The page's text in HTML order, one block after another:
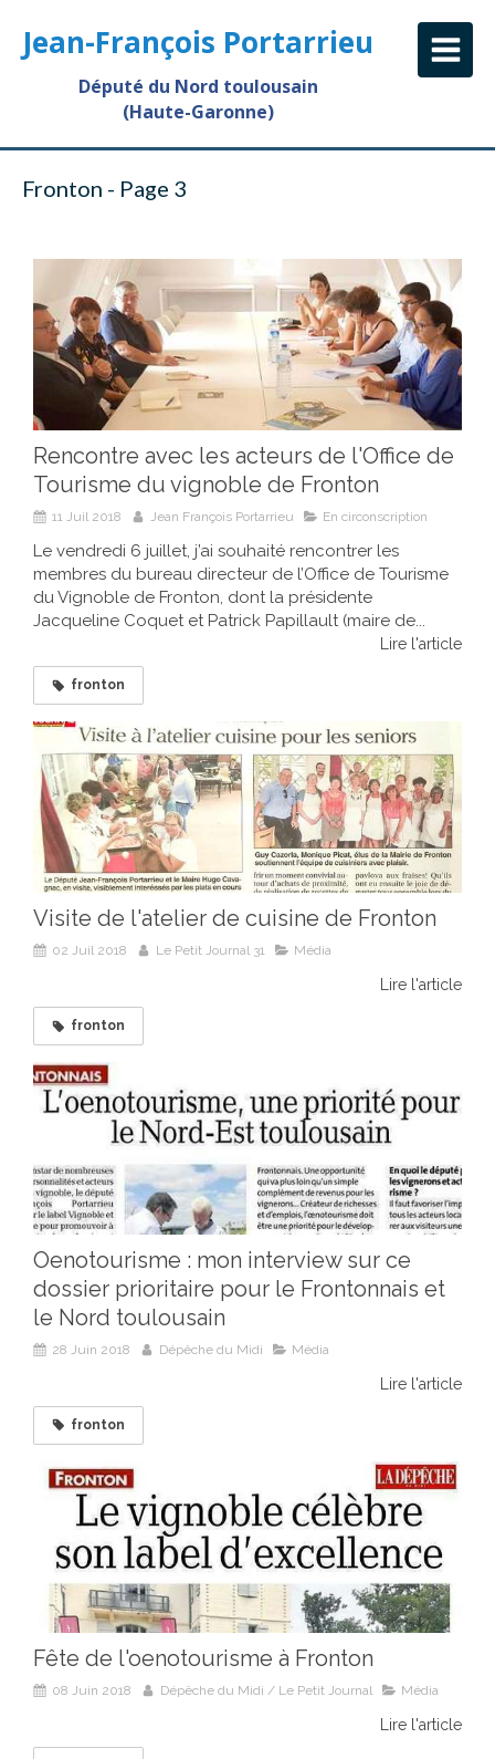
Jean-François Portarrieu
Député du Nord toulousain
(Haute-Garonne)
Fronton - Page 3
Rencontre avec les acteurs de l'Office de
Tourisme du vignoble de Fronton
11 Juil 2018 Jean François Portarrieu En circonscription
Le vendredi 6 juillet, j’ai souhaité rencontrer les
membres du bureau directeur de l’Office de Tourisme
du Vignoble de Fronton, dont la présidente
Jacqueline Coquet et Patrick Papillault (maire de...
Lire l'article
fronton
Visite de l'atelier de cuisine de Fronton
02 Juil 2018 Le Petit Journal 31 Média
Lire l'article
fronton
Oenotourisme : mon interview sur ce
dossier prioritaire pour le Frontonnais et
le Nord toulousain
28 Juin 2018 Dépêche du Midi Média
Lire l'article
fronton
Fête de l'oenotourisme à Fronton
08 Juin 2018 Dépêche du Midi / Le Petit Journal Média
Lire l'article